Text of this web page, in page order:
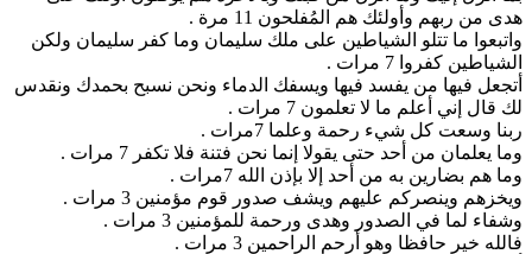
من ربهم وأولئك هم المُفلحون 11 مرة .
ما تتلو الشياطين على ملك سليمان وما كفر سليمان ولكن
كفروا 7 مرات .
فيها من يفسد فيها ويسفك الدماء ونحن نسبح بحمدك ونقدس
قال إني أعلم ما لا تعلمون 7 مرات .
وسعت كل شيء رحمة وعلما 7مرات .
يعلمان من أحد حتى يقولا إنما نحن فتنة فلا تكفر 7 مرات .
هم بضارين به من أحد إلا بإذن الله 7مرات .
وينصركم عليهم ويشف صدور قوم مؤمنين 3 مرات .
لما في الصدور وهدى ورحمة للمؤمنين 3 مرات .
خير حافظا وهو أرحم الراحمين 3 مرات .